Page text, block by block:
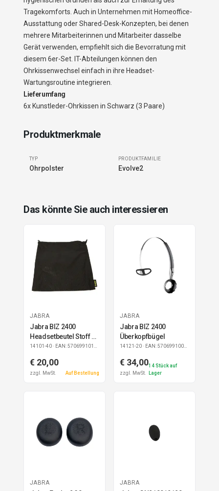
Tragekomforts. Auch in Unternehmen mit Homeoffice-
Ausstattung oder Shared-Desk-Konzepten, bei denen
mehrere Mitarbeiterinnen und Mitarbeiter dasselbe
Gerät verwenden, empfiehlt sich die Bevorratung mit
diesem 6er-Set. IT-Abteilungen können den
Ohrkissenwechsel einfach in ihre Headset-
Wartungsroutine integrieren.
Lieferumfang
6x Kunstleder-Ohrkissen in Schwarz (3 Paare)
Produktmerkmale
TYP
Ohrpolster
PRODUKTFAMILIE
Evolve2
Das könnte Sie auch interessieren
JABRA
Jabra BIZ 2400
Headsetbeutel Stoff 10
Stück
14101-40 · EAN: 5706991017267
€ 20,00
zzgl. MwSt. Auf Bestellung
JABRA
Jabra BIZ 2400
Überkopfbügel
14121-20 · EAN: 5706991009408
€ 34,00
zzgl. MwSt.
14 Stück auf
Lager
JABRA JABRA